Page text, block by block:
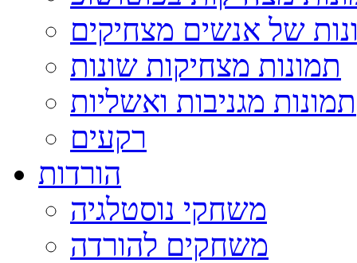
של אנשים מצחיקים
תמונות מצחיקות שונות
תמונות מגניבות ואשליות
רקעים
הורדות
משחקי נוסטלגיה
משחקים להורדה